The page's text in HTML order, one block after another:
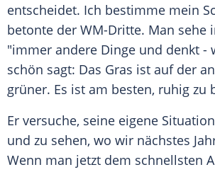
entscheidet. Ich bestimme mein
betonte der WM-Dritte. Man sehe
"immer andere Dinge und denkt -
schön sagt: Das Gras ist auf der
grüner. Es ist am besten, ruhig zu
Er versuche, seine eigene
und zu sehen, wo wir nächstes
Wenn man jetzt dem schnellsten